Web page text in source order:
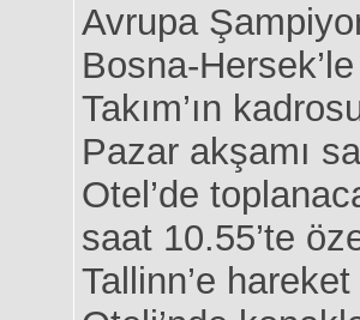
Avrupa
Bosna-
Takım’ın
Pazar akşamı
Otel’de
saat 10.55’te
Tallinn’e